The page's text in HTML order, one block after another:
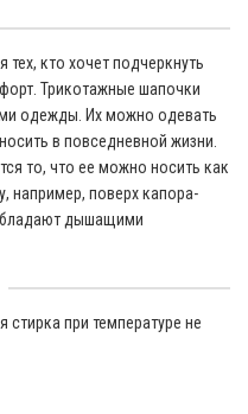
кто хочет подчеркнуть
Трикотажные шапочки
одежды. Их можно одевать
в повседневной жизни.
то, что ее можно носить как
например, поверх капора-
дышащими
при температуре не